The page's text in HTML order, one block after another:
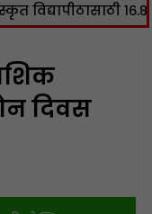
१६.८० हेक्टर
दिवस